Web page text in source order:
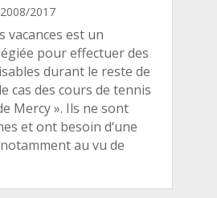
2008/2017
vacances est un
pour effectuer des
durant le reste de
le cas des cours de tennis
Mercy ». Ils ne sont
et ont besoin d‘une
au vu de